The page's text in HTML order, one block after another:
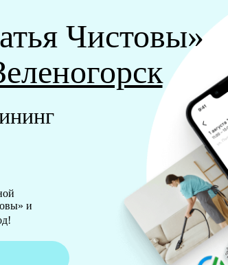
Чистовы»
и
центре, а также проверку в службе
Чистовы".
средств, которые наши клинеры привозят